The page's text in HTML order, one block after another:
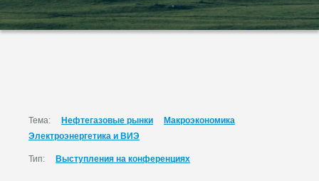
Тема: Нефтегазовые рынки
Макроэкономика
Электроэнергетика и ВИЭ
Тип: Выступления на конференциях